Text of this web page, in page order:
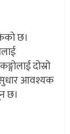
छ।
दोस्रो
आवश्यक
छ।